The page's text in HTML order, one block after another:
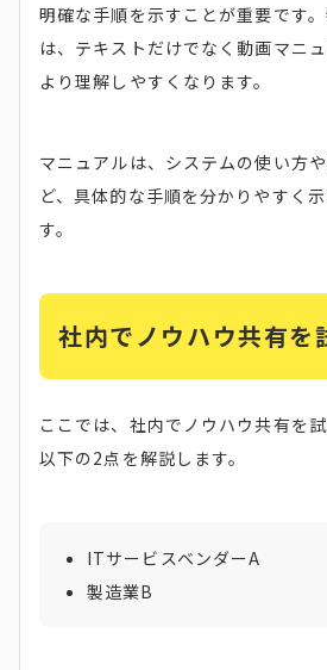
明確な手順を示すことが重要です
は、テキストだけでなく動画マニ
より理解しやすくなります。
マニュアルは、システムの使い方
ど、具体的な手順を分かりやすく
す。
社内でノウハウ共有を
ここでは、社内でノウハウ共有を試
以下の2点を解説します。
ITサービスベンダーA
製造業B